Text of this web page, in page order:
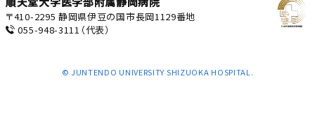
〒410-2295 静岡県伊豆の国市長岡1129番地
055-948-3111 （代表）
© JUNTENDO UNIVERSITY SHIZUOKA HOSPITAL.